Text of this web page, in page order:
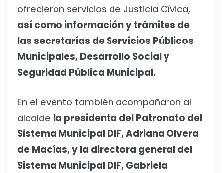
ofrecieron servicios de Justicia Cívica,
así como información y trámites de
las secretarías de Servicios Públicos
Municipales, Desarrollo Social y
Seguridad Pública Municipal.
En el evento también acompañaron al
alcalde la presidenta del Patronato del
Sistema Municipal DIF, Adriana Olvera
de Macías, y la directora general del
Sistema Municipal DIF, Gabriela